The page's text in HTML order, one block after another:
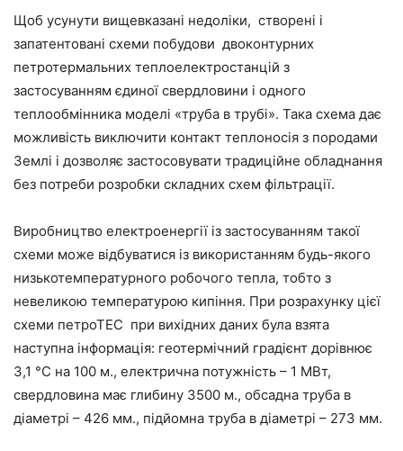
Щоб усунути вищевказані недоліки, створені і
запатентовані схеми побудови двоконтурних
петротермальних теплоелектростанцій з
застосуванням єдиної свердловини і одного
теплообмінника моделі «труба в трубі». Така схема дає
можливість виключити контакт теплоносія з породами
Землі і дозволяє застосовувати традиційне обладнання
без потреби розробки складних схем фільтрації.
Виробництво електроенергії із застосуванням такої
схеми може відбуватися із використанням будь-якого
низькотемпературного робочого тепла, тобто з
невеликою температурою кипіння. При розрахунку цієї
схеми петроТЕС при вихідних даних була взята
наступна інформація: геотермічний градієнт дорівнює
3,1 °С на 100 м., електрична потужність – 1 МВт,
свердловина має глибину 3500 м., обсадна труба в
діаметрі – 426 мм., підйомна труба в діаметрі – 273 мм.